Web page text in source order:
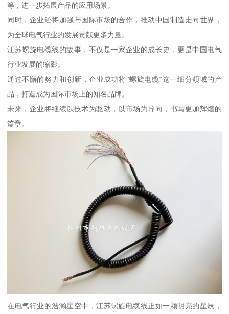
等，进一步拓展产品的应用场景。
同时，企业还将加强与国际市场的合作，推动中国制造走向世界，
为全球电气行业的发展贡献更多力量。
江苏螺旋电缆线的故事，不仅是一家企业的成长史，更是中国电气
行业发展的缩影。
通过不懈的努力和创新，企业成功将“螺旋电缆”这一细分领域的产
品，打造成为国际市场上的知名品牌。
未来，企业将继续以技术为驱动，以市场为导向，书写更加辉煌的
篇章。
在电气行业的浩瀚星空中，江苏螺旋电缆线正如一颗明亮的星辰，